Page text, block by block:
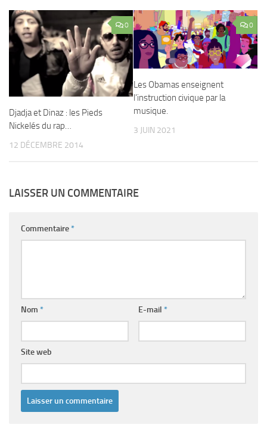
0
Djadja et Dinaz : les Pieds
Nickelés du rap…
12 DÉCEMBRE 2014
0
Les Obamas enseignent
l’instruction civique par la
musique.
3 JUIN 2021
LAISSER UN COMMENTAIRE
Commentaire*
Nom * E-mail *
Site web